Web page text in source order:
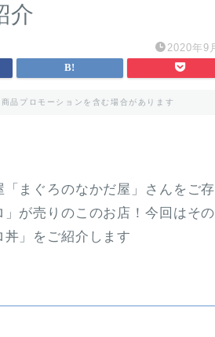
介
2020年9
品プロモーションを含む場合があります
まぐろのなかだ屋」さんをご
が売りのこのお店！今回はその
」をご紹介します